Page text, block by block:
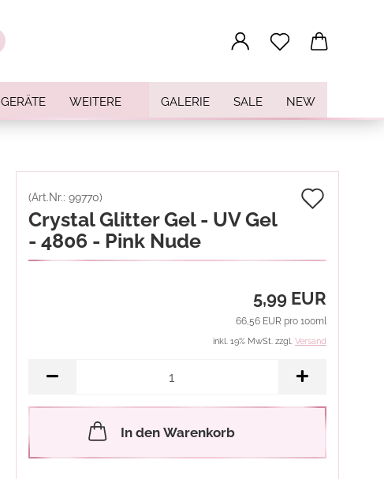
Suche...
GERÄTE GALERIE SALE NEW
WEITERE
(Art.Nr.: 99770)
Crystal Glitter Gel - UV Gel
- 4806 - Pink Nude
5,99 EUR
66,56 EUR pro 100ml
inkl. 19% MwSt. zzgl. Versand
In den Warenkorb